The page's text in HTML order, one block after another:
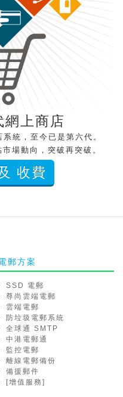
上商店
統，至今已是第六代。
場動向，突破再突破。
收費
郵方案
SSD 電郵
尊尚雲端電郵
雲端電郵
防垃圾電郵系統
全球通 SMTP
中港電郵通
監控電郵
離線電郵備份
備援郵件
[增值服務]